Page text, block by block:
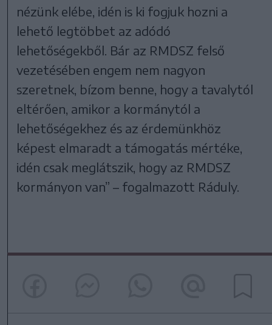
nézünk elébe, idén is ki fogjuk hozni a
lehető legtöbbet az adódó
lehetőségekből. Bár az RMDSZ felső
vezetésében engem nem nagyon
szeretnek, bízom benne, hogy a tavalytól
eltérően, amikor a kormánytól a
lehetőségekhez és az érdemünkhöz
képest elmaradt a támogatás mértéke,
idén csak meglátszik, hogy az RMDSZ
kormányon van” – fogalmazott Ráduly.